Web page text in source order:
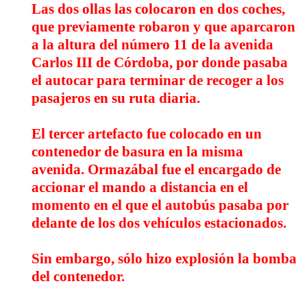
Las dos ollas las colocaron en dos coches,
que previamente robaron y que aparcaron
a la altura del número 11 de la avenida
Carlos III de Córdoba, por donde pasaba
el autocar para terminar de recoger a los
pasajeros en su ruta diaria.
El tercer artefacto fue colocado en un
contenedor de basura en la misma
avenida. Ormazábal fue el encargado de
accionar el mando a distancia en el
momento en el que el autobús pasaba por
delante de los dos vehículos estacionados.
Sin embargo, sólo hizo explosión la bomba
del contenedor.